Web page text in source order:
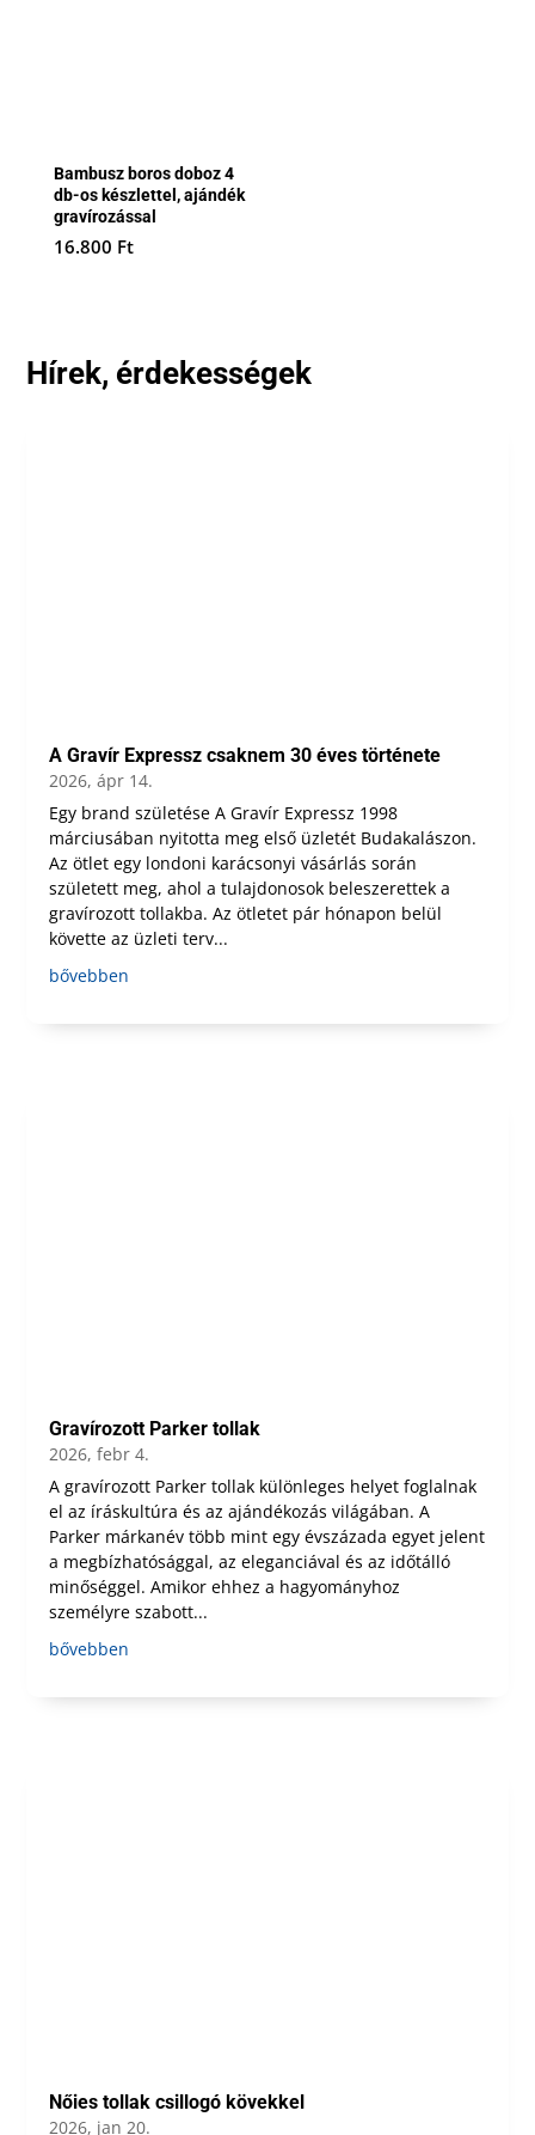
Bambusz boros doboz 4
db-os készlettel, ajándék
gravírozással
16.800 Ft
Hírek, érdekességek
A Gravír Expressz csaknem 30 éves története
2026, ápr 14.
Egy brand születése A Gravír Expressz 1998
márciusában nyitotta meg első üzletét Budakalászon.
Az ötlet egy londoni karácsonyi vásárlás során
született meg, ahol a tulajdonosok beleszerettek a
gravírozott tollakba. Az ötletet pár hónapon belül
követte az üzleti terv...
bővebben
Gravírozott Parker tollak
2026, febr 4.
A gravírozott Parker tollak különleges helyet foglalnak
el az íráskultúra és az ajándékozás világában. A
Parker márkanév több mint egy évszázada egyet jelent
a megbízhatósággal, az eleganciával és az időtálló
minőséggel. Amikor ehhez a hagyományhoz
személyre szabott...
bővebben
Nőies tollak csillogó kövekkel
2026, jan 20.